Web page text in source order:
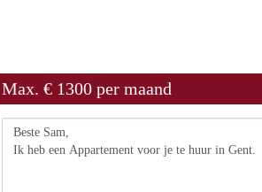
Max. € 1300 per maand